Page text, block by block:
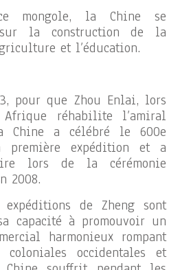
mongole, la Chine se
sur la construction de la
et l’éducation.
pour que Zhou Enlai, lors
réhabilite l’amiral
Chine a célébré le 600e
première expédition et a
lors de la cérémonie
2008.
de Zheng sont
capacité à promouvoir un
harmonieux rompant
occidentales et